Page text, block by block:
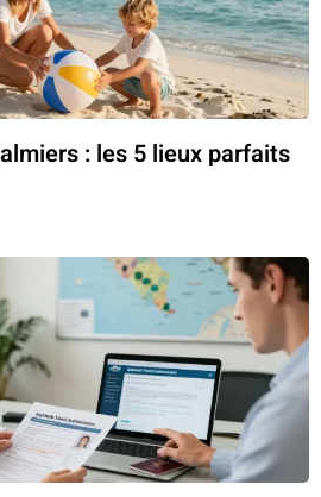
: les 5 lieux parfaits